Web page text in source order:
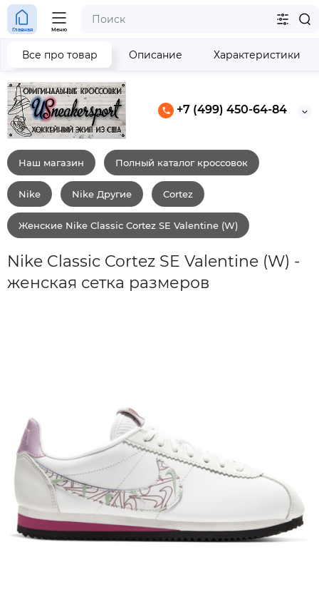
+7 (499) 450-64-84
Главная Меню
Наш магазин Полный каталог кроссовок
Nike Nike Другие Cortez
Женские Nike Classic Cortez SE Valentine (W)
Nike Classic Cortez SE Valentine (W) -
женская сетка размеров
Все про товар Описание Характеристики